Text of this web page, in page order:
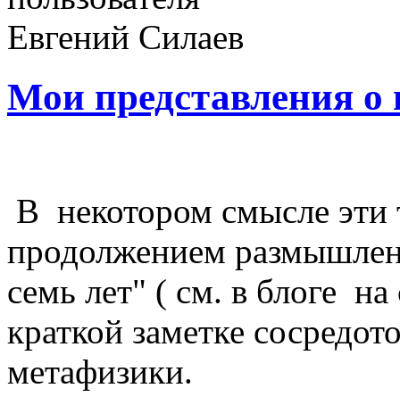
Мои представления о
В некотором смысле эти
продолжением
семь лет" ( см. в блоге
краткой заметке
метафизики.